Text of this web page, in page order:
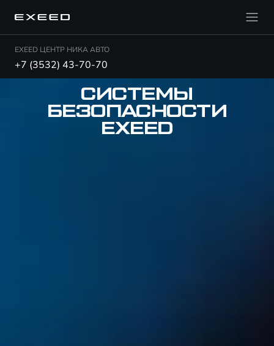
EXEED ЦЕНТР НИКА АВТО
+7 (3532) 43-70-70
СИСТЕМЫ
БЕЗОПАСНОСТИ
EXEED